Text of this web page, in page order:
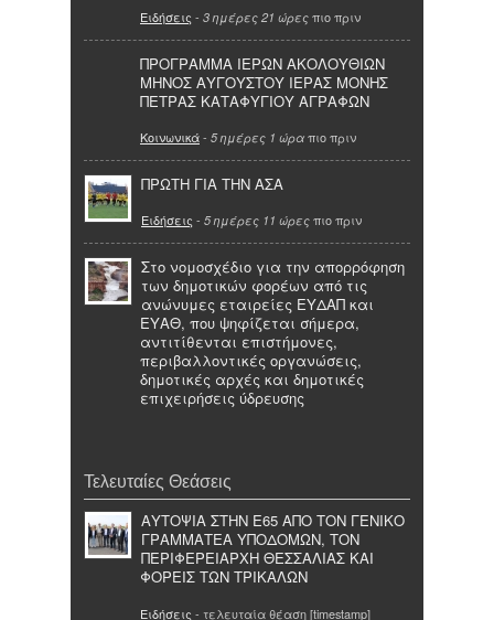
Ειδήσεις - 3 ημέρες 21 ώρες πιο πριν
ΠΡΟΓΡΑΜΜΑ ΙΕΡΩΝ ΑΚΟΛΟΥΘΙΩΝ
ΜΗΝΟΣ ΑΥΓΟΥΣΤΟΥ ΙΕΡΑΣ ΜΟΝΗΣ
ΠΕΤΡΑΣ ΚΑΤΑΦΥΓΙΟΥ ΑΓΡΑΦΩΝ
Κοινωνικά- 5 ημέρες 1 ώρα πιο πριν
ΠΡΩΤΗ ΓΙΑ ΤΗΝ ΑΣΑ
Ειδήσεις - 5 ημέρες 11 ώρες πιο πριν
Στο νομοσχέδιο για την απορρόφηση
των δημοτικών φορέων από τις
ανώνυμες εταιρείες ΕΥΔΑΠ και
ΕΥΑΘ, που ψηφίζεται σήμερα,
αντιτίθενται επιστήμονες,
περιβαλλοντικές οργανώσεις,
δημοτικές αρχές και δημοτικές
επιχειρήσεις ύδρευσης
Τελευταίες Θεάσεις
ΑΥΤΟΨΙΑ ΣΤΗΝ Ε65 ΑΠΟ ΤΟΝ ΓΕΝΙΚΟ
ΓΡΑΜΜΑΤΕΑ ΥΠΟΔΟΜΩΝ, ΤΟΝ
ΠΕΡΙΦΕΡΕΙΑΡΧΗ ΘΕΣΣΑΛΙΑΣ ΚΑΙ
ΦΟΡΕΙΣ ΤΩΝ ΤΡΙΚΑΛΩΝ
Ειδήσεις - τελευταία θέαση [timestamp]